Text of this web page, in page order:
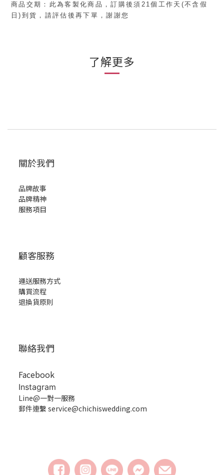
商品交期：此為客製化商品，訂購後須21個工作天(不含假
日)到貨，請評估後再下單，謝謝您
了解更多
關於我們
品牌故事
品牌精神
服務項目
顧客服務
運送服務方式
購買流程
退換貨原則
聯絡我們
Facebook
Instagram
Line@一對一服務
郵件連繫 service@chichiswedding.com